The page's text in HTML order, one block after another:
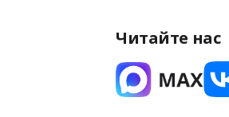
Читайте нас